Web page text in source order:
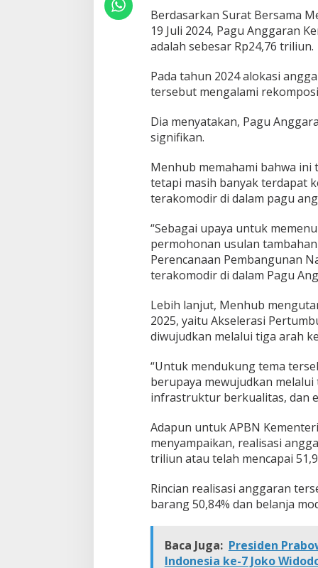
n
2
0
2
Berdasarkan Surat Bersama
19 Juli 2024, Pagu Anggaran
adalah sebesar Rp24,76 triliun.
Pada tahun 2024 alokasi
tersebut mengalami
Dia menyatakan, Pagu
signifikan.
Menhub memahami bahwa ini
tetapi masih banyak terdapat
terakomodir di dalam pagu
“Sebagai upaya untuk
permohonan usulan
Perencanaan Pembangunan
terakomodir di dalam Pagu
Lebih lanjut, Menhub
2025, yaitu Akselerasi
diwujudkan melalui tiga arah
“Untuk mendukung tema
berupaya mewujudkan
infrastruktur berkualitas, dan
Adapun untuk APBN
menyampaikan, realisasi
triliun atau telah mencapai
Rincian realisasi anggaran
barang 50,84% dan belanja
Baca Juga: Presiden
Indonesia ke-7 Joko